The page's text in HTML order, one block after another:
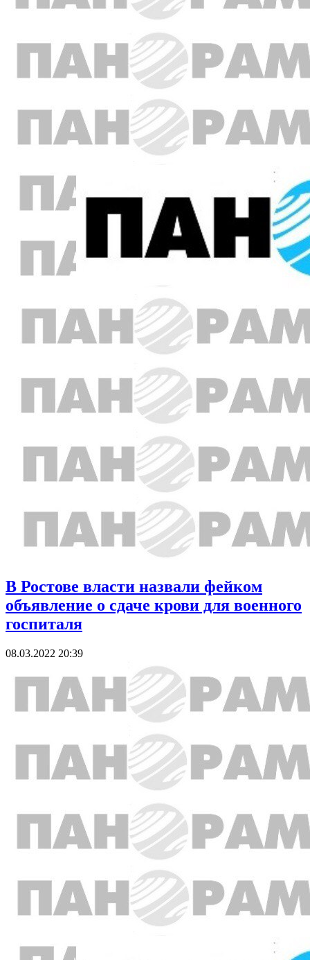
В Ростове власти назвали фейком
объявление о сдаче крови для военного
госпиталя
08.03.2022 20:39